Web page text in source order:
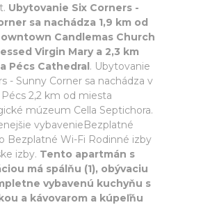
Ubytovanie Six Corners -
sa nachádza 1,9 km od
Candlemas Church
Virgin Mary a 2,3 km
Pécs Cathedral. Ubytovanie
- Sunny Corner sa nachádza v
2,2 km od miesta
múzeum Cella Septichora.
vybavenieBezplatné
Bezplatné Wi-Fi Rodinné izby
izby. Tento apartmán s
má spálňu (1), obývaciu
vybavenú kuchyňu s
a kávovarom a kúpeľňu